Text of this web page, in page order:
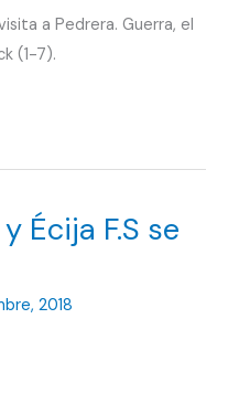
a Pedrera. Guerra, el
(1-7).
Écija F.S se
2018